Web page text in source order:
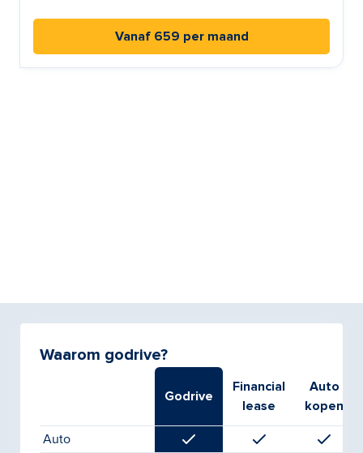
Vanaf 659 per maand
Waarom godrive?
Godrive
Financial
lease
Auto
kopen
Auto